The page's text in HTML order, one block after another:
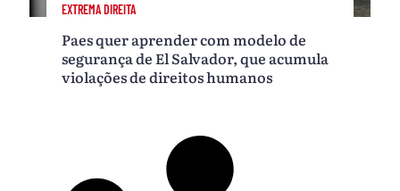
EXTREMA DIREITA
Paes quer aprender com modelo de
segurança de El Salvador, que acumula
violações de direitos humanos